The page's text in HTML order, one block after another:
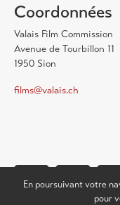
Coordonnées
Valais Film Commission
Avenue de Tourbillon 11
1950 Sion
films@valais.ch
En poursuivant votre
pour